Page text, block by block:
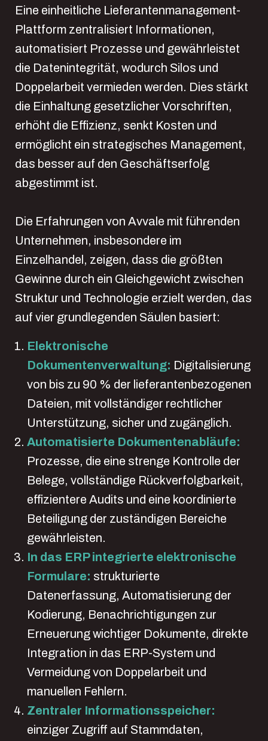
Eine einheitliche Lieferantenmanagement-
Plattform zentralisiert Informationen,
automatisiert Prozesse und gewährleistet
die Datenintegrität, wodurch Silos und
Doppelarbeit vermieden werden. Dies stärkt
die Einhaltung gesetzlicher Vorschriften,
erhöht die Effizienz, senkt Kosten und
ermöglicht ein strategisches Management,
das besser auf den Geschäftserfolg
abgestimmt ist.
Die Erfahrungen von Avvale mit führenden
Unternehmen, insbesondere im
Einzelhandel, zeigen, dass die größten
Gewinne durch ein Gleichgewicht zwischen
Struktur und Technologie erzielt werden, das
auf vier grundlegenden Säulen basiert:
Elektronische
Dokumentenverwaltung: Digitalisierung
von bis zu 90 % der lieferantenbezogenen
Dateien, mit vollständiger rechtlicher
Unterstützung, sicher und zugänglich.
Automatisierte Dokumentenabläufe:
Prozesse, die eine strenge Kontrolle der
Belege, vollständige Rückverfolgbarkeit,
effizientere Audits und eine koordinierte
Beteiligung der zuständigen Bereiche
gewährleisten.
In das ERP integrierte elektronische
Formulare: strukturierte
Datenerfassung, Automatisierung der
Kodierung, Benachrichtigungen zur
Erneuerung wichtiger Dokumente, direkte
Integration in das ERP-System und
Vermeidung von Doppelarbeit und
manuellen Fehlern.
Zentraler Informationsspeicher:
einziger Zugriff auf Stammdaten,